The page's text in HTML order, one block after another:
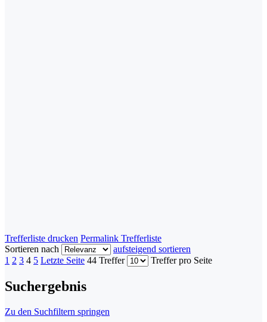
Trefferliste drucken Permalink Trefferliste
Sortieren nach
aufsteigend sortieren
1 2 3 4 5 Letzte Seite 44 Treffer Treffer pro Seite
Suchergebnis
Zu den Suchfiltern springen